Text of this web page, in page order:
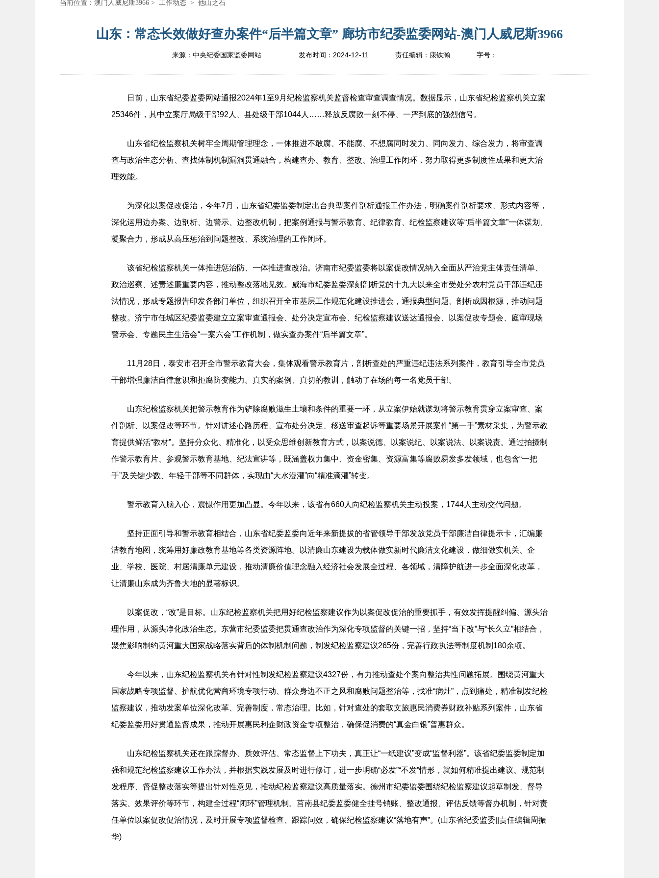
当前位置： 澳门人威尼斯3966 > 工作动态 > 他山之石
山东：常态长效做好查办案件“后半篇文章” 廊坊市纪委监委网站-澳门人威尼斯3966
来源：中央纪委国家监委网站 发布时间： 2024-12-11 责任编辑： 康铁瀚 字号：
日前，山东省纪委监委网站通报2024年1至9月纪检监察机关监督检查审查调查情况。数据显示，山东省纪检监察机关立案
25346件，其中立案厅局级干部92人、县处级干部1044人……释放反腐败一刻不停、一严到底的强烈信号。
山东省纪检监察机关树牢全周期管理理念，一体推进不敢腐、不能腐、不想腐同时发力、同向发力、综合发力，将审查调
查与政治生态分析、查找体制机制漏洞贯通融合，构建查办、教育、整改、治理工作闭环，努力取得更多制度性成果和更大治
理效能。
为深化以案促改促治，今年7月，山东省纪委监委制定出台典型案件剖析通报工作办法，明确案件剖析要求、形式内容等，
深化运用边办案、边剖析、边警示、边整改机制，把案例通报与警示教育、纪律教育、纪检监察建议等“后半篇文章”一体谋划、
凝聚合力，形成从高压惩治到问题整改、系统治理的工作闭环。
该省纪检监察机关一体推进惩治防、一体推进查改治。济南市纪委监委将以案促改情况纳入全面从严治党主体责任清单、
政治巡察、述责述廉重要内容，推动整改落地见效。威海市纪委监委深刻剖析党的十九大以来全市受处分农村党员干部违纪违
法情况，形成专题报告印发各部门单位，组织召开全市基层工作规范化建设推进会，通报典型问题、剖析成因根源，推动问题
整改。济宁市任城区纪委监委建立立案审查通报会、处分决定宣布会、纪检监察建议送达通报会、以案促改专题会、庭审现场
警示会、专题民主生活会“一案六会”工作机制，做实查办案件“后半篇文章”。
11月28日，泰安市召开全市警示教育大会，集体观看警示教育片，剖析查处的严重违纪违法系列案件，教育引导全市党员
干部增强廉洁自律意识和拒腐防变能力。真实的案例、真切的教训，触动了在场的每一名党员干部。
山东纪检监察机关把警示教育作为铲除腐败滋生土壤和条件的重要一环，从立案伊始就谋划将警示教育贯穿立案审查、案
件剖析、以案促改等环节。针对讲述心路历程、宣布处分决定、移送审查起诉等重要场景开展案件“第一手”素材采集，为警示教
育提供鲜活“教材”。坚持分众化、精准化，以受众思维创新教育方式，以案说德、以案说纪、以案说法、以案说责。通过拍摄制
作警示教育片、参观警示教育基地、纪法宣讲等，既涵盖权力集中、资金密集、资源富集等腐败易发多发领域，也包含“一把
手”及关键少数、年轻干部等不同群体，实现由“大水漫灌”向“精准滴灌”转变。
警示教育入脑入心，震慑作用更加凸显。今年以来，该省有660人向纪检监察机关主动投案，1744人主动交代问题。
坚持正面引导和警示教育相结合，山东省纪委监委向近年来新提拔的省管领导干部发放党员干部廉洁自律提示卡，汇编廉
洁教育地图，统筹用好廉政教育基地等各类资源阵地。以清廉山东建设为载体做实新时代廉洁文化建设，做细做实机关、企
业、学校、医院、村居清廉单元建设，推动清廉价值理念融入经济社会发展全过程、各领域，清障护航进一步全面深化改革，
让清廉山东成为齐鲁大地的显著标识。
以案促改，“改”是目标。山东纪检监察机关把用好纪检监察建议作为以案促改促治的重要抓手，有效发挥提醒纠偏、源头治
理作用，从源头净化政治生态。东营市纪委监委把贯通查改治作为深化专项监督的关键一招，坚持“当下改”与“长久立”相结合，
聚焦影响制约黄河重大国家战略落实背后的体制机制问题，制发纪检监察建议265份，完善行政执法等制度机制180余项。
今年以来，山东纪检监察机关有针对性制发纪检监察建议4327份，有力推动查处个案向整治共性问题拓展。围绕黄河重大
国家战略专项监督、护航优化营商环境专项行动、群众身边不正之风和腐败问题整治等，找准“病灶”，点到痛处，精准制发纪检
监察建议，推动发案单位深化改革、完善制度，常态治理。比如，针对查处的套取文旅惠民消费券财政补贴系列案件，山东省
纪委监委用好贯通监督成果，推动开展惠民利企财政资金专项整治，确保促消费的“真金白银”普惠群众。
山东纪检监察机关还在跟踪督办、质效评估、常态监督上下功夫，真正让“一纸建议”变成“监督利器”。该省纪委监委制定加
强和规范纪检监察建议工作办法，并根据实践发展及时进行修订，进一步明确“必发”“不发”情形，就如何精准提出建议、规范制
发程序、督促整改落实等提出针对性意见，推动纪检监察建议高质量落实。德州市纪委监委围绕纪检监察建议起草制发、督导
落实、效果评价等环节，构建全过程“闭环”管理机制。莒南县纪委监委健全挂号销账、整改通报、评估反馈等督办机制，针对责
任单位以案促改促治情况，及时开展专项监督检查、跟踪问效，确保纪检监察建议“落地有声”。(山东省纪委监委||责任编辑周振
华)